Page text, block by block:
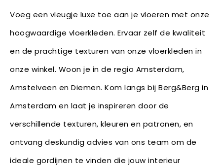
Voeg een vleugje luxe toe aan je vloeren met onze
hoogwaardige vloerkleden. Ervaar zelf de kwaliteit
en de prachtige texturen van onze vloerkleden in
onze winkel. Woon je in de regio Amsterdam,
Amstelveen en Diemen. Kom langs bij Berg&Berg in
Amsterdam en laat je inspireren door de
verschillende texturen, kleuren en patronen, en
ontvang deskundig advies van ons team om de
ideale gordijnen te vinden die jouw interieur